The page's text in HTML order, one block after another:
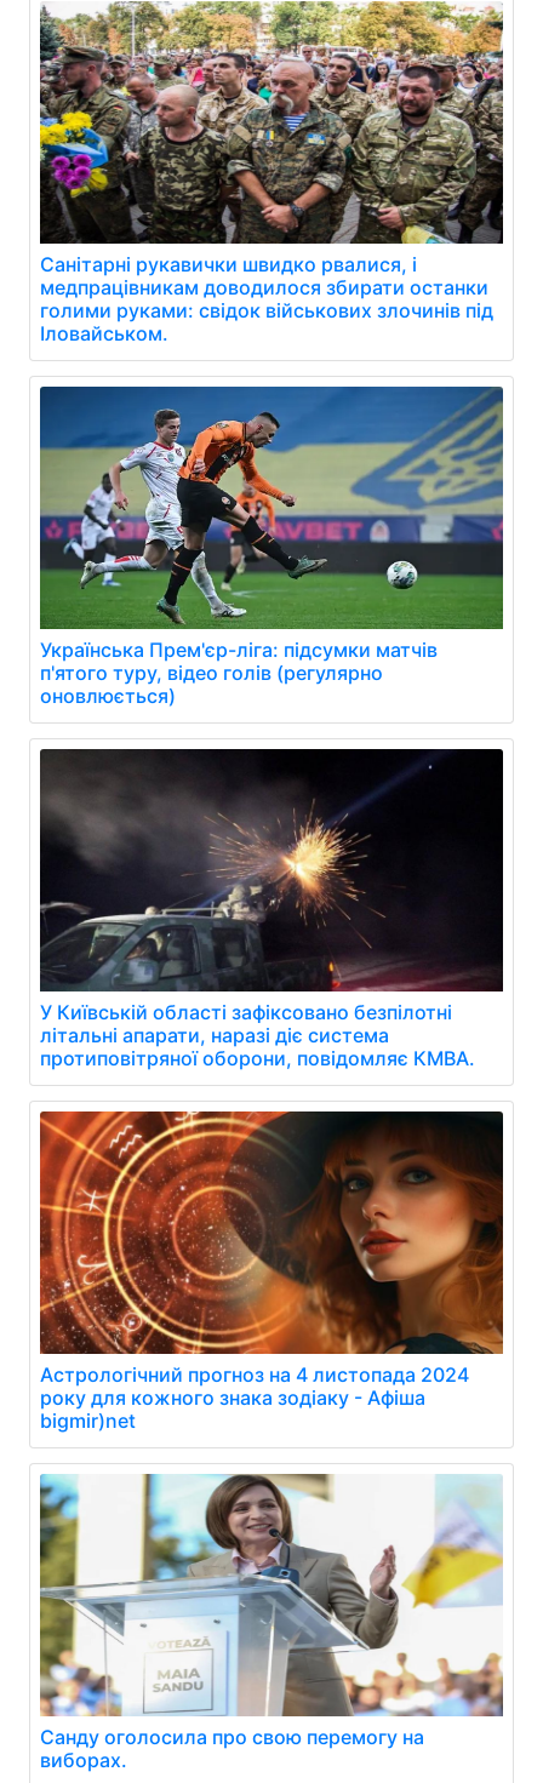
Санітарні рукавички швидко рвалися, і
медпрацівникам доводилося збирати останки
голими руками: свідок військових злочинів під
Іловайськом.
Українська Прем'єр-ліга: підсумки матчів
п'ятого туру, відео голів (регулярно
оновлюється)
У Київській області зафіксовано безпілотні
літальні апарати, наразі діє система
протиповітряної оборони, повідомляє КМВА.
Астрологічний прогноз на 4 листопада 2024
року для кожного знака зодіаку - Афіша
bigmir)net
Санду оголосила про свою перемогу на
виборах.